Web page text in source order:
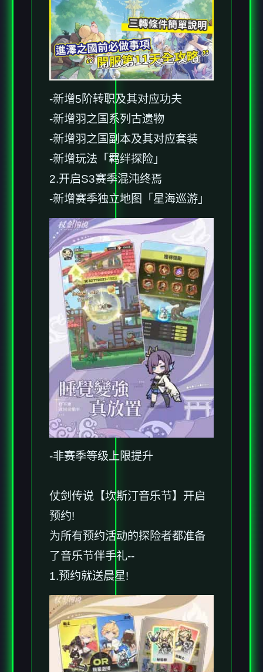
-新增5阶转职及其对应功夫
-新增羽之国系列古遗物
-新增羽之国副本及其对应套装
-新增玩法「羁绊探险」
2.开启S3赛季混沌终焉
-新增赛季独立地图「星海巡游」
-非赛季等级上限提升
仗剑传说【坎斯汀音乐节】开启
预约!
为所有预约活动的探险者都准备
了音乐节伴手礼--
1.预约就送晨星!